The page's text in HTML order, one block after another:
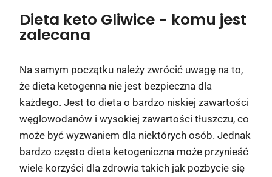
Dieta keto Gliwice - komu jest
zalecana
Na samym początku należy zwrócić uwagę na to,
że dieta ketogenna nie jest bezpieczna dla
każdego. Jest to dieta o bardzo niskiej zawartości
węglowodanów i wysokiej zawartości tłuszczu, co
może być wyzwaniem dla niektórych osób. Jednak
bardzo często dieta ketogeniczna może przynieść
wiele korzyści dla zdrowia takich jak pozbycie się